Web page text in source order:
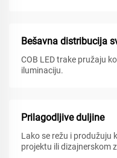
Bešavna distribucija
COB LED trake pružaju
iluminaciju.
Prilagodljive duljine
Lako se režu i produžuju
projektu ili dizajnerskom